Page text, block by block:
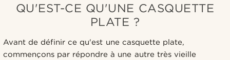
QU'EST-CE QU'UNE CASQUETTE
PLATE ?
Avant de définir ce qu'est une casquette plate,
commençons par répondre à une autre très vieille